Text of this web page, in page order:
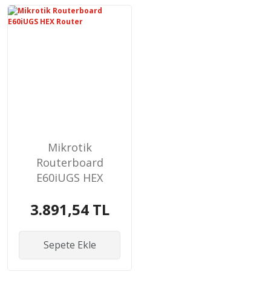
Mikrotik
Routerboard
E60iUGS HEX
3.891,54 TL
Sepete Ekle